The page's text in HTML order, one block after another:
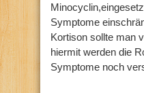
Symptome
Kortison sollte man
hiermit werden die
Symptome noch